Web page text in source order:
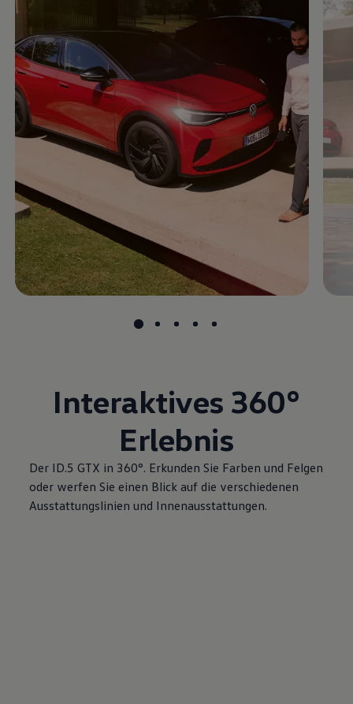
Interaktives 360°
Erlebnis
Der ID.5 GTX in 360°. Erkunden Sie Farben und Felgen
oder werfen Sie einen Blick auf die verschiedenen
Ausstattungslinien und Innenausstattungen.